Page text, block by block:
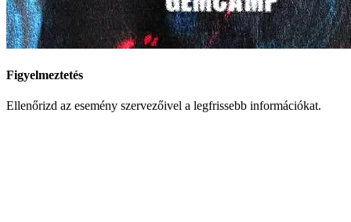
Figyelmeztetés
Ellenőrizd az esemény szervezőivel a legfrissebb információkat.